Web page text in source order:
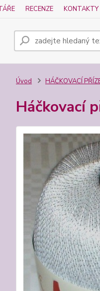
RECENZE KONTAKTY
Úvod HÁČKOVACÍ
Háčkovací